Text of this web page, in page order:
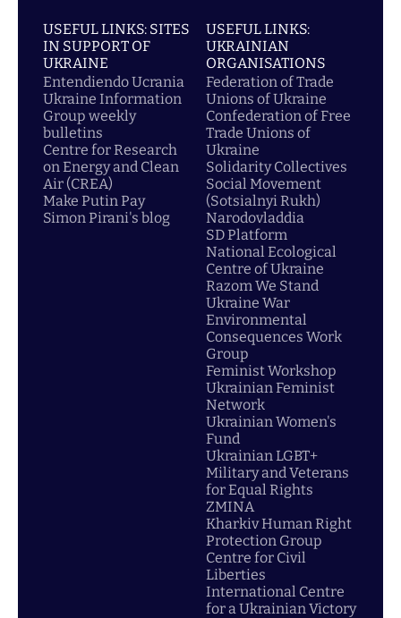
USEFUL LINKS: SITES
IN SUPPORT OF
UKRAINE
Entendiendo Ucrania
Ukraine Information
Group weekly
bulletins
Centre for Research
on Energy and Clean
Air (CREA)
Make Putin Pay
Simon Pirani's blog
USEFUL LINKS:
UKRAINIAN
ORGANISATIONS
Federation of Trade
Unions of Ukraine
Confederation of Free
Trade Unions of
Ukraine
Solidarity Collectives
Social Movement
(Sotsialnyi Rukh)
Narodovladdia
SD Platform
National Ecological
Centre of Ukraine
Razom We Stand
Ukraine War
Environmental
Consequences Work
Group
Feminist Workshop
Ukrainian Feminist
Network
Ukrainian Women's
Fund
Ukrainian LGBT+
Military and Veterans
for Equal Rights
ZMINA
Kharkiv Human Right
Protection Group
Centre for Civil
Liberties
International Centre
for a Ukrainian Victory